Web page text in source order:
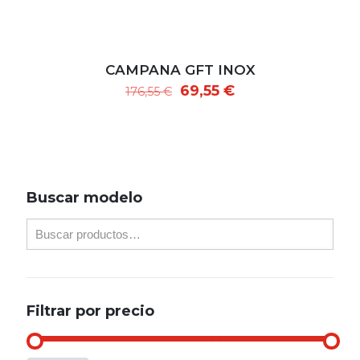
CAMPANA GFT INOX
176,55€
EL
69,55 €EL
Buscar modelo
Filtrar por precio